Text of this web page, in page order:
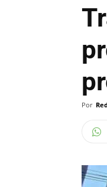
Por